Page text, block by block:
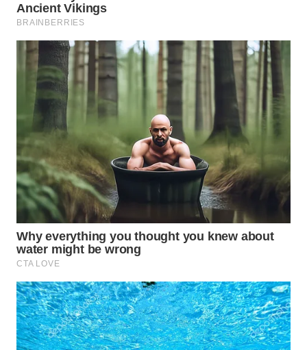
LAWAS
WN
SUMEDANG
WN
CIANJUR
KEPULAUAN
SERIBU
WN
TANGERANG
WN
WN
CIREBON